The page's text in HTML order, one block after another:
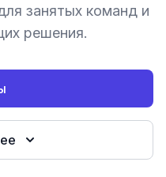
занятых команд и
решения.